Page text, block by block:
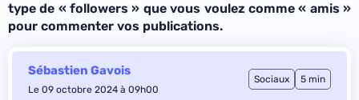
type de « followers » que vous voulez comme « amis »
pour commenter vos publications.
Sébastien Gavois
Le 09 octobre 2024 à 09h00
Sociaux 5 min